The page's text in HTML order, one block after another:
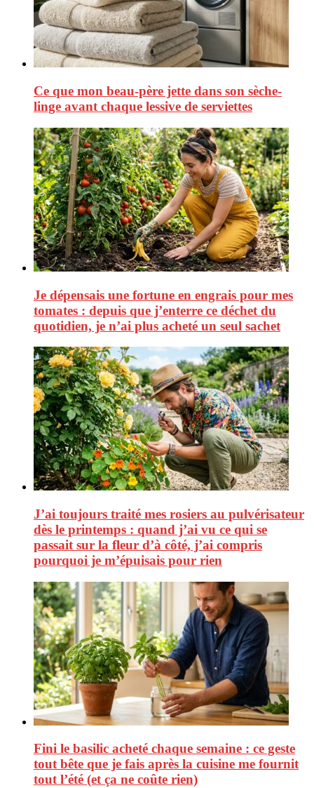
Ce que mon beau-père jette dans son sèche-
linge avant chaque lessive de serviettes
Je dépensais une fortune en engrais pour mes
tomates : depuis que j’enterre ce déchet du
quotidien, je n’ai plus acheté un seul sachet
J’ai toujours traité mes rosiers au pulvérisateur
dès le printemps : quand j’ai vu ce qui se
passait sur la fleur d’à côté, j’ai compris
pourquoi je m’épuisais pour rien
Fini le basilic acheté chaque semaine : ce geste
tout bête que je fais après la cuisine me fournit
tout l’été (et ça ne coûte rien)